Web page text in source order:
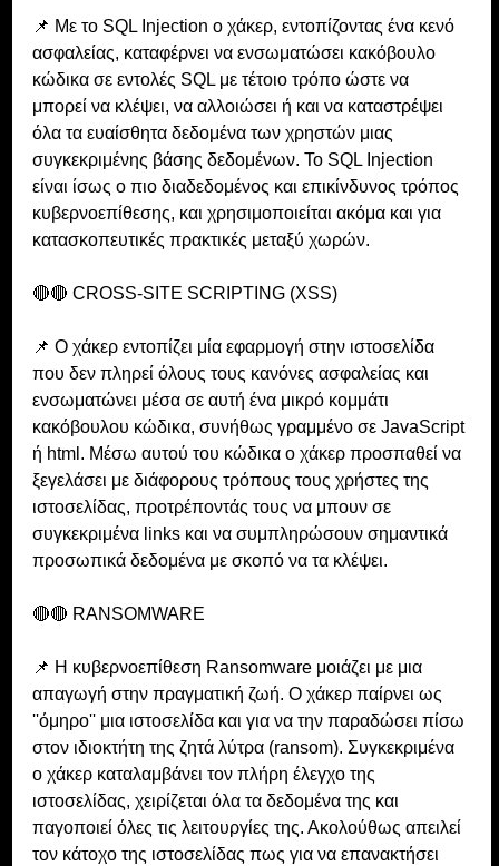
📌 Με το SQL Injection ο χάκερ, εντοπίζοντας ένα κενό
ασφαλείας, καταφέρνει να ενσωματώσει κακόβουλο
κώδικα σε εντολές SQL με τέτοιο τρόπο ώστε να
μπορεί να κλέψει, να αλλοιώσει ή και να καταστρέψει
όλα τα ευαίσθητα δεδομένα των χρηστών μιας
συγκεκριμένης βάσης δεδομένων. To SQL Injection
είναι ίσως ο πιο διαδεδομένος και επικίνδυνος τρόπος
κυβερνοεπίθεσης, και χρησιμοποιείται ακόμα και για
κατασκοπευτικές πρακτικές μεταξύ χωρών.
🔴🔴 CROSS-SITE SCRIPTING (XSS)
📌 Ο χάκερ εντοπίζει μία εφαρμογή στην ιστοσελίδα
που δεν πληρεί όλους τους κανόνες ασφαλείας και
ενσωματώνει μέσα σε αυτή ένα μικρό κομμάτι
κακόβουλου κώδικα, συνήθως γραμμένο σε JavaScript
ή html. Μέσω αυτού του κώδικα ο χάκερ προσπαθεί να
ξεγελάσει με διάφορους τρόπους τους χρήστες της
ιστοσελίδας, προτρέποντάς τους να μπουν σε
συγκεκριμένα links και να συμπληρώσουν σημαντικά
προσωπικά δεδομένα με σκοπό να τα κλέψει.
🔴🔴 RANSOMWARE
📌 Η κυβερνοεπίθεση Ransomware μοιάζει με μια
απαγωγή στην πραγματική ζωή. Ο χάκερ παίρνει ως
''όμηρο'' μια ιστοσελίδα και για να την παραδώσει πίσω
στον ιδιοκτήτη της ζητά λύτρα (ransom). Συγκεκριμένα
ο χάκερ καταλαμβάνει τον πλήρη έλεγχο της
ιστοσελίδας, χειρίζεται όλα τα δεδομένα της και
παγοποιεί όλες τις λειτουργίες της. Ακολούθως απειλεί
τον κάτοχο της ιστοσελίδας πως για να επανακτήσει